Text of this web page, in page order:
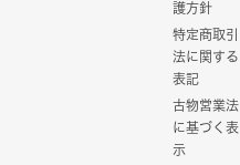
護方針
特定商取引
法に関する
表記
古物営業法
に基づく表
示